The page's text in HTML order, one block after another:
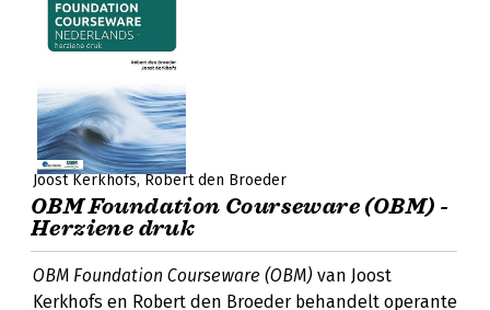
Joost Kerkhofs Robert den Broeder
OBM Foundation Courseware (OBM) -
Herziene druk
OBM Foundation Courseware (OBM) van Joost
Kerkhofs en Robert den Broeder behandelt operante